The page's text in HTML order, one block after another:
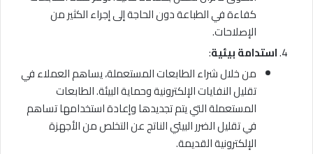
كفاءة في الطباعة دون الحاجة إلى إجراء الكثير من
الإصلاحات.
استدامة بيئية:
من خلال شراء الطابعات المستعملة، يساهم العملاء في
تقليل النفايات الإلكترونية وحماية البيئة. الطابعات
المستعملة التي يتم تجديدها وإعادة استخدامها تساهم
في تقليل الضرر البيئي الناتج عن التخلص من الأجهزة
الإلكترونية القديمة.